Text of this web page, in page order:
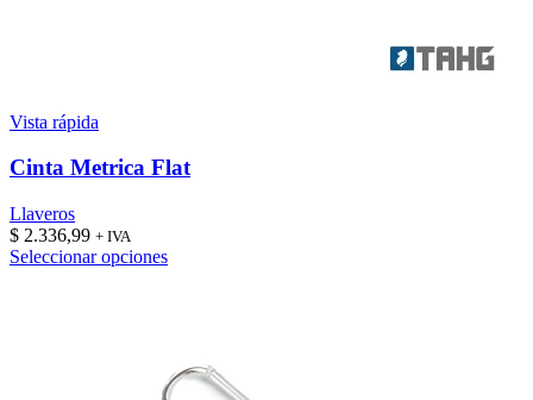
Vista rápida
Cinta Metrica Flat
Llaveros
$ 2.336,99 + IVA
Seleccionar opcionesEste
Las
opciones